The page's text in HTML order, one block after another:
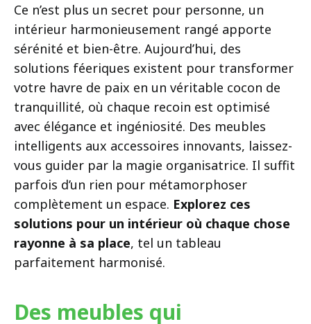
Ce n’est plus un secret pour personne, un
intérieur harmonieusement rangé apporte
sérénité et bien-être. Aujourd’hui, des
solutions féeriques existent pour transformer
votre havre de paix en un véritable cocon de
tranquillité, où chaque recoin est optimisé
avec élégance et ingéniosité. Des meubles
intelligents aux accessoires innovants, laissez-
vous guider par la magie organisatrice. Il suffit
parfois d’un rien pour métamorphoser
complètement un espace. Explorez ces
solutions pour un intérieur où chaque chose
rayonne à sa place, tel un tableau
parfaitement harmonisé.
Des meubles qui